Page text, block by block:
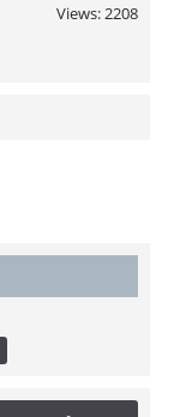
Views: 2208